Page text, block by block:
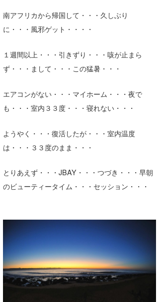
南アフリカから帰国して・・・久しぶり
に・・・風邪ゲット・・・・
１週間以上・・・引きずり・・・咳が止まら
ず・・・まして・・・この猛暑・・・
エアコンがない・・・マイホーム・・・夜で
も・・・室内３３度・・・寝れない・・・
ようやく・・・復活したが・・・室内温度
は・・・３３度のまま・・・
とりあえず・・・JBAY・・・つづき・・・早朝
のビューティータイム・・・セッション・・・
ライター/寄稿メディア
Core Surf Japan
mitsuteru Kamio
Yasunari Inoue
Yoshiyuki Obata
arukasvision
DELTA FORCE SURF
CBA Films
熊谷素子
SURFMEDIA
Colors MAGAZINE
WAVAL
波伝説アンバサダー/プロライダー
福島寿実子
中浦“JET”章
嵯峨明日香
進士剛光
田原啓江
植村未来
大野”MAR”修聖
喜納海人
☆加藤
+☆maki☆+
Aichan
chan-U
ECE
H
KID
KOBU
波伝説